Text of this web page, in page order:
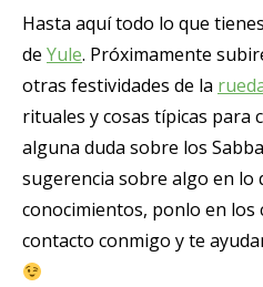
Hasta aquí todo lo que
de Yule. Próximamente
otras festividades de la
rituales y cosas típicas para
alguna duda sobre los
sugerencia sobre algo en lo
conocimientos, ponlo en
contacto conmigo y te